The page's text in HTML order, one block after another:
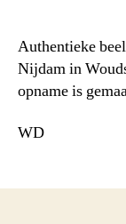
Authentieke
Nijdam in
opname is
WD